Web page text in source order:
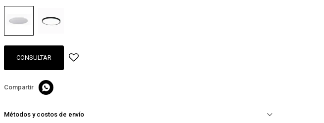
CONSULTAR

Métodos y costos de envío